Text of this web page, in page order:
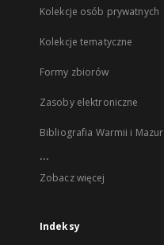
Kolekcje osób prywatnych
Kolekcje tematyczne
Formy zbiorów
Zasoby elektroniczne
Bibliografia Warmii i Mazur
...
Zobacz więcej
Indeksy